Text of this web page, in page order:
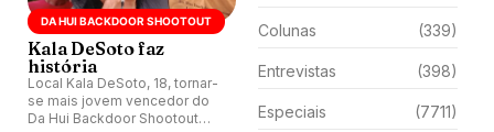
DA HUI BACKDOOR SHOOTOUT
Kala DeSoto faz
história
Local Kala DeSoto, 18, tornar-
se mais jovem vencedor do
Da Hui Backdoor Shootout
Colunas (339)
Entrevistas (398)
Especiais (7711)